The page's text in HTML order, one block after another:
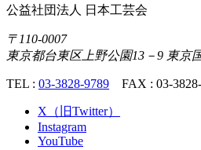
公益社団法人 日本工芸会
〒110-0007
東京都台東区上野公園13－9 東京
TEL : 03-3828-9789 FAX : 03-
X（旧Twitter）
Instagram
YouTube